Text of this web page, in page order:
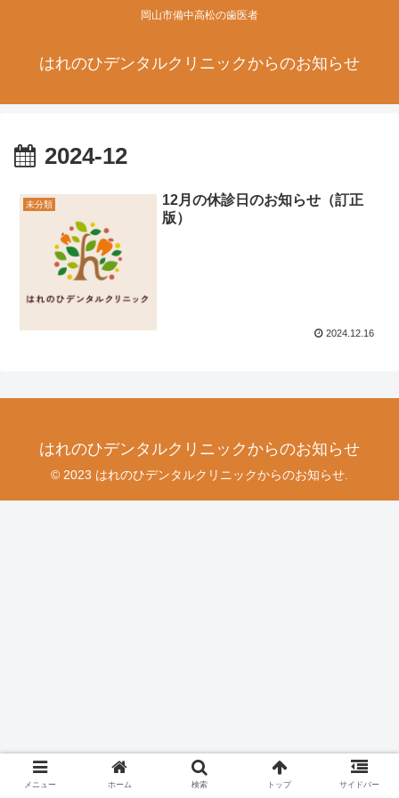
岡山市備中高松の歯医者
はれのひデンタルクリニックからのお知らせ
2024-12
未分類
12月の休診日のお知らせ（訂正
版）
2024.12.16
はれのひデンタルクリニックからのお知らせ
© 2023 はれのひデンタルクリニックからのお知らせ.
メニュー ホーム 検索 トップ サイドバー